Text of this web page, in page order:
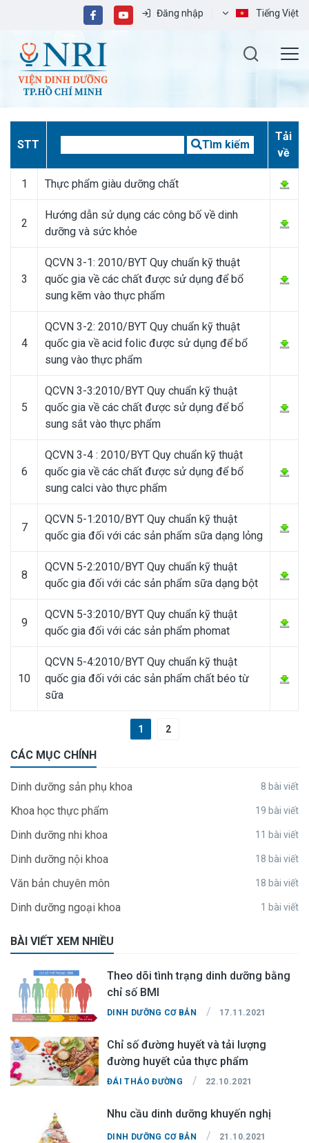
Đăng nhập Tiếng Việt
STT Tìm kiếm
Tải
về
1 Thực phẩm giàu dưỡng chất
2
Hướng dẫn sử dụng các công bố về dinh
dưỡng và sức khỏe
3
QCVN 3-1: 2010/BYT Quy chuẩn kỹ thuật
quốc gia về các chất được sử dụng để bổ
sung kẽm vào thực phẩm
4
QCVN 3-2: 2010/BYT Quy chuẩn kỹ thuật
quốc gia về acid folic được sử dụng để bổ
sung vào thực phẩm
5
QCVN 3-3:2010/BYT Quy chuẩn kỹ thuật
quốc gia về các chất được sử dụng để bổ
sung sắt vào thực phẩm
6
QCVN 3-4 : 2010/BYT Quy chuẩn kỹ thuật
quốc gia về các chất được sử dụng để bổ
sung calci vào thực phẩm
7
QCVN 5-1:2010/BYT Quy chuẩn kỹ thuật
quốc gia đối với các sản phẩm sữa dạng lỏng
8
QCVN 5-2:2010/BYT Quy chuẩn kỹ thuật
quốc gia đối với các sản phẩm sữa dạng bột
9
QCVN 5-3:2010/BYT Quy chuẩn kỹ thuật
quốc gia đối với các sản phẩm phomat
10
QCVN 5-4:2010/BYT Quy chuẩn kỹ thuật
quốc gia đối với các sản phẩm chất béo từ
sữa
1 2
CÁC MỤC CHÍNH
Dinh dưỡng sản phụ khoa 8 bài viết
Khoa học thực phẩm 19 bài viết
Dinh dưỡng nhi khoa 11 bài viết
Dinh dưỡng nội khoa 18 bài viết
Văn bản chuyên môn 18 bài viết
Dinh dưỡng ngoại khoa 1 bài viết
BÀI VIẾT XEM NHIỀU
Theo dõi tình trạng dinh dưỡng bằng
chỉ số BMI
DINH DƯỠNG CƠ BẢN / 17.11.2021
Chỉ số đường huyết và tải lượng
đường huyết của thực phẩm
ĐÁI THÁO ĐƯỜNG / 22.10.2021
Nhu cầu dinh dưỡng khuyến nghị
DINH DƯỠNG CƠ BẢN / 21.10.2021